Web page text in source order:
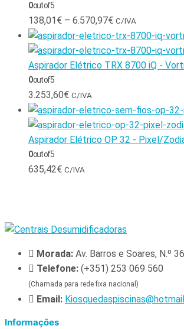
0out of 5
138,01 € – 6.570,97€ C/IVA
Aspirador Elétrico TRX 8700 iQ -
0out of 5
3.253,60€ C/IVA
Aspirador Elétrico OP 32 - Pixel/
0out of 5
635,42€ C/IVA
Morada: Av. Barros e Soares, N.º
Telefone: (+351) 253 069 560
(Chamada para rede fixa nacional)
Email:
Informações